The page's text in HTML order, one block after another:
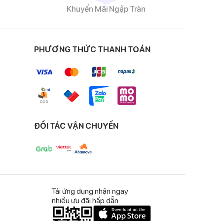
của trẻ luôn thoải
trên dây
sinh.
Khuyến Mãi Ngập Tràn
PHƯƠNG THỨC THANH TOÁN
ĐỐI TÁC VẬN CHUYỂN
Tải ứng dụng nhận ngay
nhiều ưu đãi hấp dẫn